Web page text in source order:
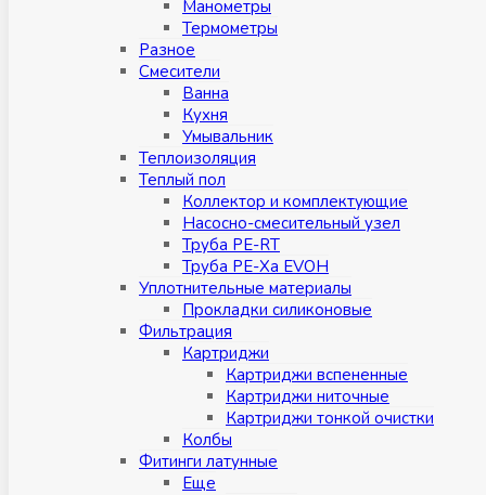
Манометры
Термометры
Разное
Смесители
Ванна
Кухня
Умывальник
Теплоизоляция
Теплый пол
Коллектор и комплектующие
Насосно-смесительный узел
Труба PE-RT
Труба PE-Xa EVOH
Уплотнительные материалы
Прокладки силиконовые
Фильтрация
Картриджи
Картриджи вспененные
Картриджи ниточные
Картриджи тонкой очистки
Колбы
Фитинги латунные
Eщe